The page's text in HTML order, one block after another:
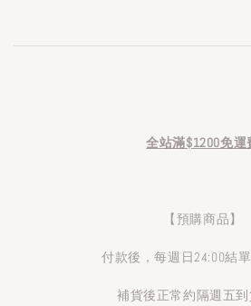
全站滿$1200免運
【預購商品】
付款後，每週日24:00結
補貨後正常約隔週五到